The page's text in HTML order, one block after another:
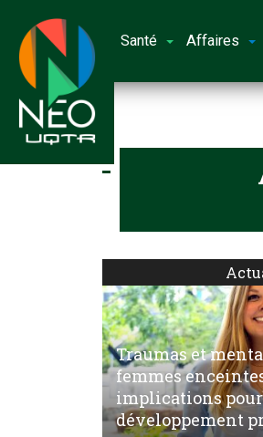
Santé Affaires
Traumas et
femmes
implications
développement